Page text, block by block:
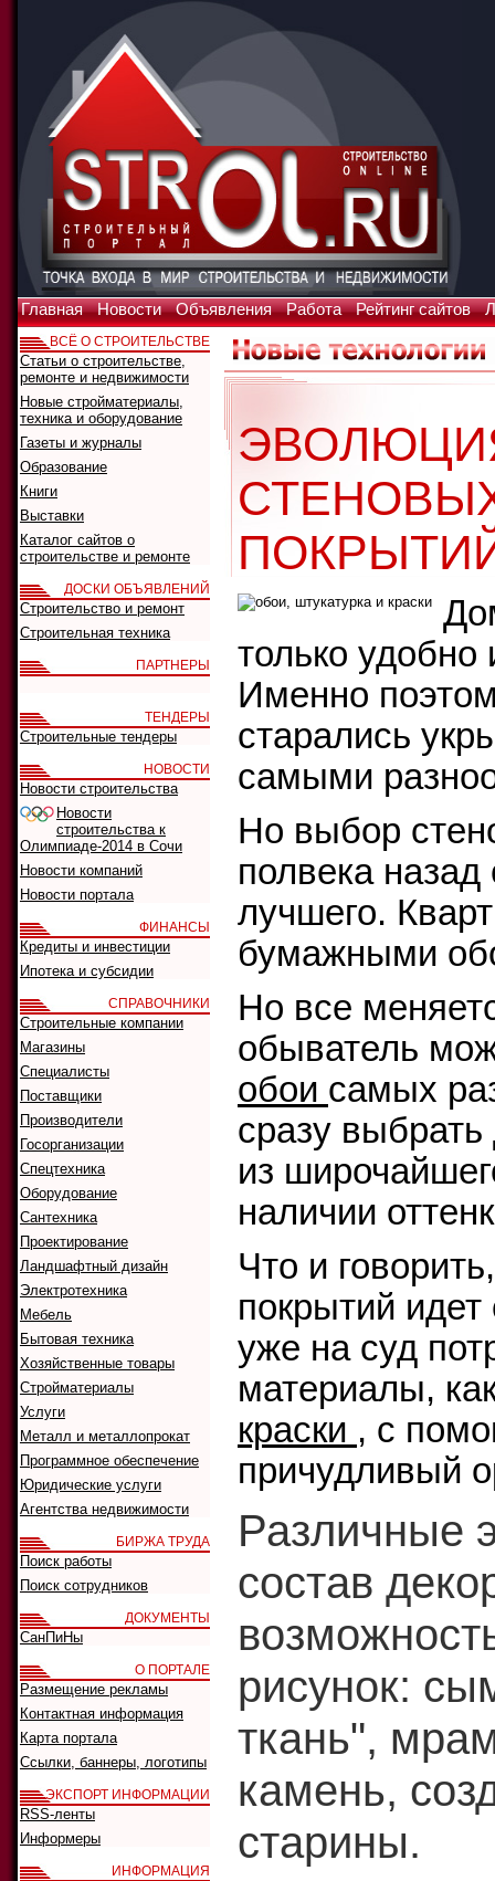
Главная Новости Объявления Работа Рейтинг сайтов
только удобно
Именно
старались
самыми
Но выбор
полвека назад
лучшего.
бумажными
Но все
обыватель
обои самых
сразу
из
наличии
Что и
покрытий
уже на суд
материалы,
краски , с
причудливый
Различные
состав
рисунок:
ткань",
камень,
старины.
ВСЁ О СТРОИТЕЛЬСТВЕ
Статьи о строительстве,
ремонте и недвижимости
Новые стройматериалы,
техника и оборудование
Газеты и журналы
Образование
Книги
Выставки
Каталог сайтов о
строительстве и ремонте
ДОСКИ ОБЪЯВЛЕНИЙ
Строительство и ремонт
Строительная техника
ПАРТНЕРЫ
ТЕНДЕРЫ
Строительные тендеры
НОВОСТИ
Новости строительства
Новости
строительства к
Олимпиаде-2014 в Сочи
Новости компаний
Новости портала
ФИНАНСЫ
Кредиты и инвестиции
Ипотека и субсидии
СПРАВОЧНИКИ
Строительные компании
Магазины
Специалисты
Поставщики
Производители
Госорганизации
Спецтехника
Оборудование
Сантехника
Проектирование
Ландшафтный дизайн
Электротехника
Мебель
Бытовая техника
Хозяйственные товары
Стройматериалы
Услуги
Металл и металлопрокат
Программное обеспечение
Юридические услуги
Агентства недвижимости
БИРЖА ТРУДА
Поиск работы
Поиск сотрудников
ДОКУМЕНТЫ
СанПиНы
О ПОРТАЛЕ
Размещение рекламы
Контактная информация
Карта портала
Ссылки, баннеры, логотипы
ЭКСПОРТ ИНФОРМАЦИИ
RSS-ленты
Информеры
ИНФОРМАЦИЯ